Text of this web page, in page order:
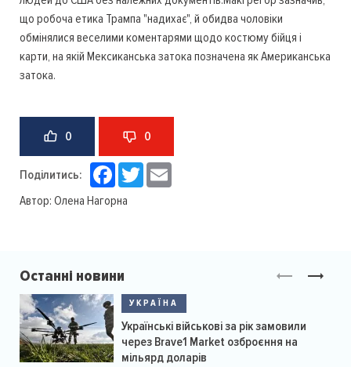
що робоча етика Трампа "надихає", й обидва чоловіки
обмінялися веселими коментарями щодо костюму бійця і
карти, на якій Мексиканська затока позначена як Американська
затока.
0 0
Поділитись: Facebook
Twitter
Автор: Олена Нагорна
Останні новини
УКРАЇНА
Українські військові за рік замовили
через Brave1 Market озброєння на
мільярд доларів